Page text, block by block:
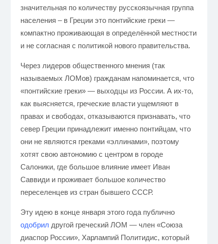
значительная по количеству русскоязычная группа
населения – в Греции это понтийские греки —
компактно проживающая в определённой местности
и не согласная с политикой нового правительства.
Через лидеров общественного мнения (так
называемых ЛОМов) гражданам напоминается, что
«понтийские греки» — выходцы из России. А их-то,
как выясняется, греческие власти ущемляют в
правах и свободах, отказываются признавать, что
север Греции принадлежит именно понтийцам, что
они не являются греками «эллинами», поэтому
хотят свою автономию с центром в городе
Салоники, где большое влияние имеет Иван
Саввиди и проживает большое количество
переселенцев из стран бывшего СССР.
Эту идею в конце января этого года публично
одобрил другой греческий ЛОМ — член «Союза
диаспор России», Харлампий Политидис, который